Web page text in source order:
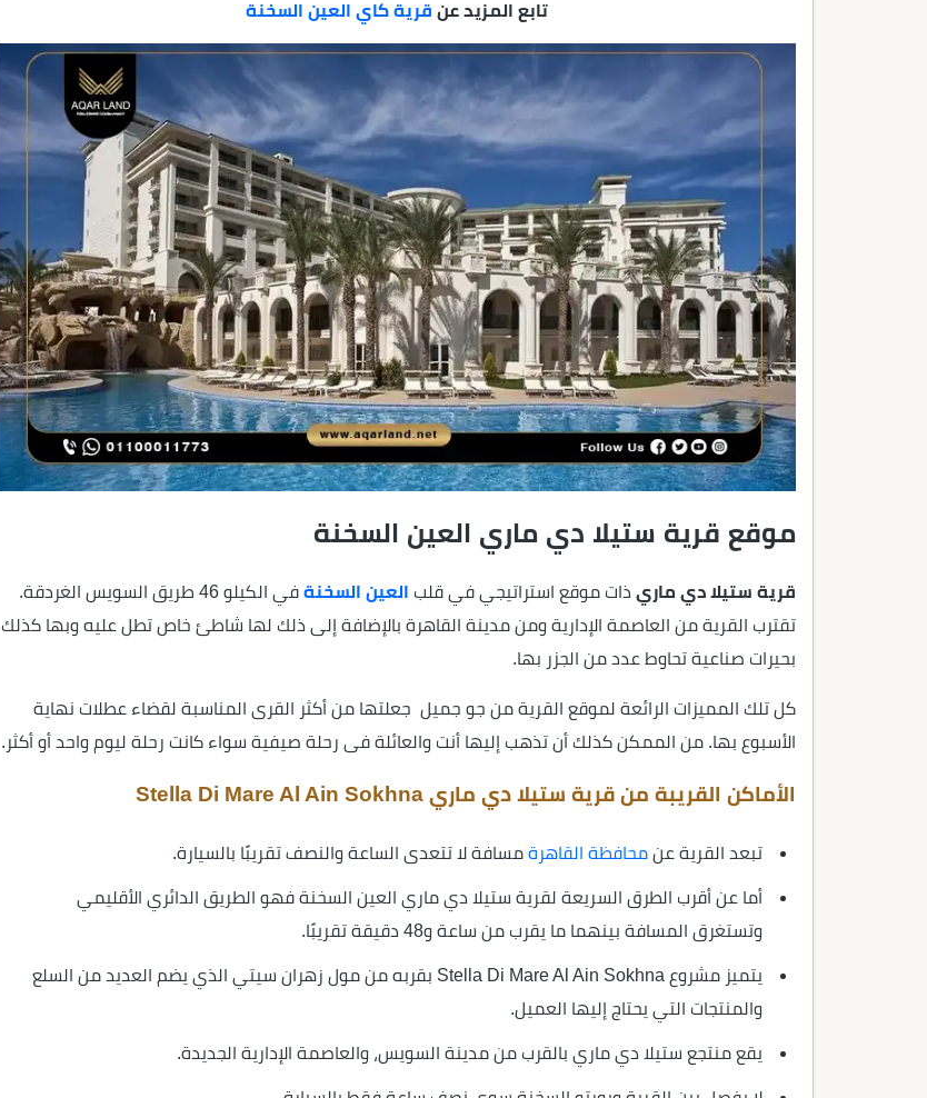
تابع المزيد عن قرية كاي العين السخنة
موقع قرية ستيلا دي ماري العين السخنة
قرية ستيلا دي ماري ذات موقع استراتيجي في قلب العين السخنة
في الكيلو 46 طريق السويس الغردقة.
تقترب القرية من العاصمة الإدارية ومن مدينة القاهرة بالإضافة إلى ذلك لها شاطئ خاص تطل عليه وبها كذلك
بحيرات صناعية تحاوط عدد من الجزر بها.
كل تلك المميزات الرائعة لموقع القرية من جو جميل جعلتها من أكثر القرى المناسبة لقضاء عطلات نهاية
الأسبوع بها. من الممكن كذلك أن تذهب إليها أنت والعائلة فى رحلة صيفية سواء كانت رحلة ليوم واحد أو أكثر.
الأماكن القريبة من قرية ستيلا دي ماري Stella Di Mare Al Ain Sokhna
تبعد القرية عن محافظة القاهرة مسافة لا تتعدى الساعة والنصف تقريبًا بالسيارة.
أما عن أقرب الطرق السريعة لقرية ستيلا دي ماري العين السخنة فهو الطريق الدائري الأقليمي
وتستغرق المسافة بينهما ما يقرب من ساعة و48 دقيقة تقريبًا.
يتميز مشروع Stella Di Mare Al Ain Sokhna بقربه من مول زهران سيتي الذي يضم العديد من السلع
والمنتجات التي يحتاج إليها العميل.
يقع منتجع ستيلا دي ماري بالقرب من مدينة السويس، والعاصمة الإدارية الجديدة.